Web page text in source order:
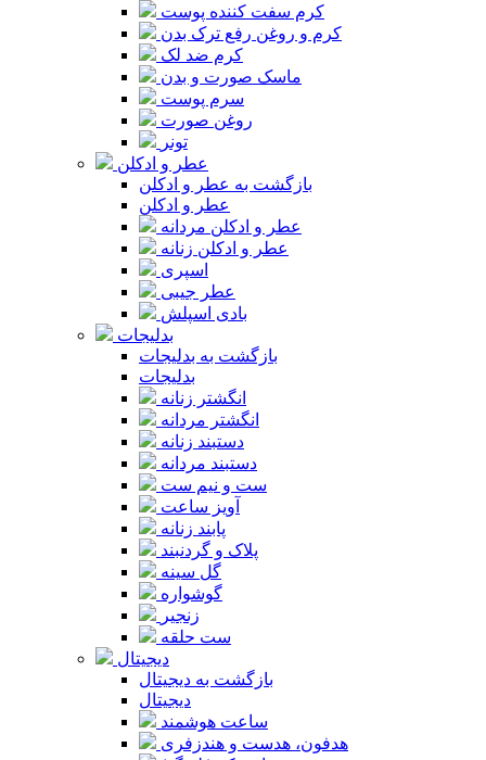
کرم سفت کننده پوست
کرم و روغن رفع ترک بدن
کرم ضد لک
ماسک صورت و بدن
سرم پوست
روغن صورت
تونر
عطر و ادکلن
بازگشت به عطر و ادکلن
عطر و ادکلن
عطر و ادکلن مردانه
عطر و ادکلن زنانه
اسپری
عطر جیبی
بادی اسپلش
بدلیجات
بازگشت به بدلیجات
بدلیجات
انگشتر زنانه
انگشتر مردانه
دستبند زنانه
دستبند مردانه
ست و نیم ست
آویز ساعت
پابند زنانه
پلاک و گردنبند
گل سینه
گوشواره
زنجیر
ست حلقه
دیجیتال
بازگشت به دیجیتال
دیجیتال
ساعت هوشمند
هدفون، هدست و هندزفری